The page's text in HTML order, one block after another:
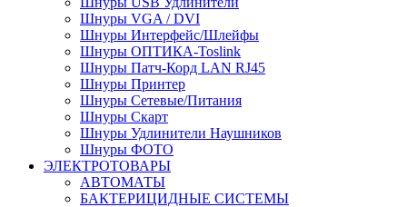
Шнуры VGA / DVI
Шнуры Интерфейс/Шлейфы
Шнуры ОПТИКА-Toslink
Шнуры Патч-Корд LAN RJ45
Шнуры Принтер
Шнуры Сетевые/Питания
Шнуры Скарт
Шнуры Удлинители Наушников
Шнуры ФОТО
ЭЛЕКТРОТОВАРЫ
АВТОМАТЫ
БАКТЕРИЦИДНЫЕ СИСТЕМЫ